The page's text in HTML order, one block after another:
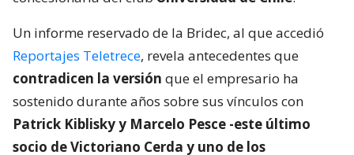
Un informe reservado de la Bridec, al que accedió
Reportajes Teletrece, revela antecedentes que
contradicen la versión que el empresario ha
sostenido durante años sobre sus vínculos con
Patrick Kiblisky y Marcelo Pesce -este último
socio de Victoriano Cerda y uno de los